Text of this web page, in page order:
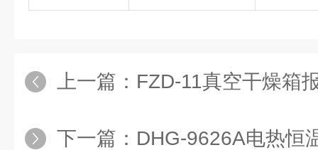
上一篇： FZD-11真空干燥箱
下一篇： DHG-9626A电热恒